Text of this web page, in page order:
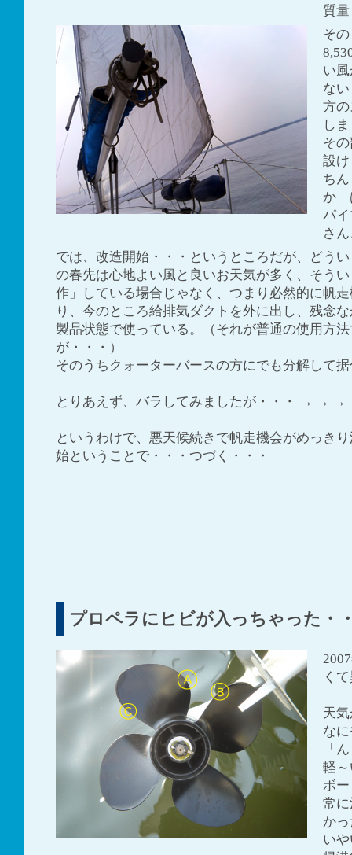
質
そ
い
な
方
し
そ
設
ち
か
パ
さ
では、改造開始・・・というところだが、どう
の春先は心地よい風と良いお天気が多く、そう
作」している場合じゃなく、つまり必然的に帆
り、今のところ給排気ダクトを外に出し、残念
製品状態で使っている。（それが普通の使用方
が・・・）
そのうちクォーターバースの方にでも分解して
とりあえず、バラしてみましたが・・・ → →
というわけで、悪天候続きで帆走機会がめっき
始ということで・・・つづく・・・
プロペラにヒビが入っちゃった
く
天
な
「
軽
ボ
常
か
い